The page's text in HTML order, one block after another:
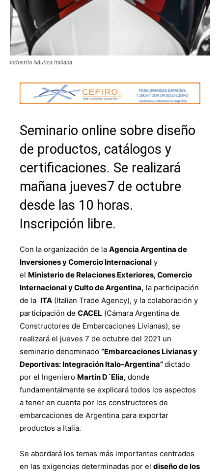
Industria Náutica Italiana.
Seminario online sobre diseño
de productos, catálogos y
certificaciones. Se realizará
mañana jueves7 de octubre
desde las 10 horas.
Inscripción libre.
Con la organización de la Agencia Argentina de
Inversiones y Comercio Internacional y
el Ministerio de Relaciones Exteriores, Comercio
Internacional y Culto de Argentina, la participación
de la ITA (Italian Trade Agency), y la colaboración y
participación de CACEL (Cámara Argentina de
Constructores de Embarcaciones Livianas), se
realizará el jueves 7 de octubre del 2021 un
seminario denominado “Embarcaciones Livianas y
Deportivas: Integración Italo-Argentina”dictado
por el Ingeniero Martín D`Elia, donde
fundamentalmente se explicará todos los aspectos
a tener en cuenta por los constructores de
embarcaciones de Argentina para exportar
productos a Italia.
Se abordará los temas más importantes centrados
en las exigencias determinadas por el diseño de los